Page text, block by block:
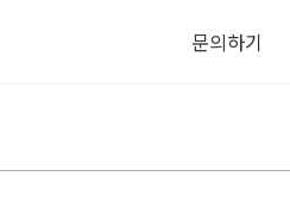
문의하기